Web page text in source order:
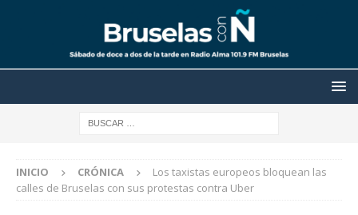
INICIO CRÓNICA
Los taxistas europeos bloquean las
calles de Bruselas con sus protestas contra Uber